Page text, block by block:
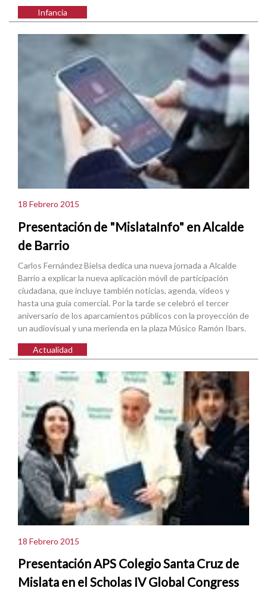
Infancia
18 Febrero 2015
Presentación de "MislataInfo" en Alcalde
de Barrio
Carlos Fernández Bielsa dedica una nueva jornada a Alcalde
Barrio a explicar la nueva aplicación móvil de participación
ciudadana, que incluye también noticias, agenda, vídeos y
hasta una guía comercial. Por la tarde se celebró el tercer
aniversario de los aparcamientos públicos con la proyección de
un audiovisual y una merienda en la plaza Músico Ramón Ibars.
Actualidad
18 Febrero 2015
Presentación APS Colegio Santa Cruz de
Mislata en el Scholas IV Global Congress